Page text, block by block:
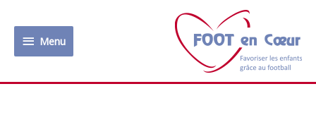
contenuMenu
Menu